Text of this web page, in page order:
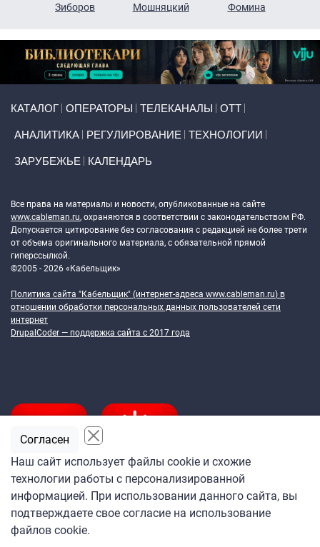
Зиборов
Мошняцкий
Фомина
КАТАЛОГ ОПЕРАТОРЫ ТЕЛЕКАНАЛЫ ОТТ
АНАЛИТИКА РЕГУЛИРОВАНИЕ ТЕХНОЛОГИИ
ЗАРУБЕЖЬЕ КАЛЕНДАРЬ
Все права на материалы и новости, опубликованные на сайте
www.cableman.ru, охраняются в соответствии с законодательством РФ.
Допускается цитирование без согласования с редакцией не более трети
от объема оригинального материала, с обязательной прямой
гиперссылкой.
©2005 - 2026 «Кабельщик»
Политика сайта "Кабельщик" (интернет-адреса www.cableman.ru) в
отношении обработки персональных данных пользователей сети
интернет
DrupalCoder — поддержка сайта c 2017 года
Подпишитесь
на ежедневную рассылку
«Кабельщика»
Наш сайт использует файлы cookie и схожие
технологии работы с персонализированной
информацией. При использовании данного сайта, вы
подтверждаете свое согласие на использование
файлов cookie.
Согласен